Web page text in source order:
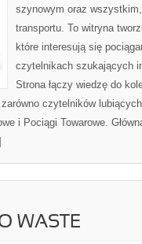
szynowym oraz
transportu. To witryna
które interesują się
czytelnikach szukających
Strona łączy wiedzę do
czytelników
i Pociągi Towarowe.
WASTE